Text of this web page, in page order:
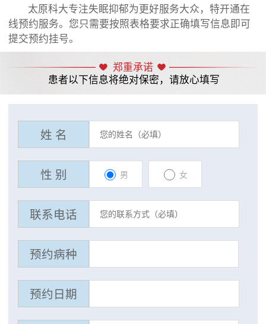
太原科大专注失眠抑郁为更好服务大众，特开通在
线预约服务。您只需要按照表格要求正确填写信息即可
提交预约挂号。
郑重承诺
患者以下信息将绝对保密，请放心填写
姓 名
性 别 男 女
联系电话
预约病种
预约日期